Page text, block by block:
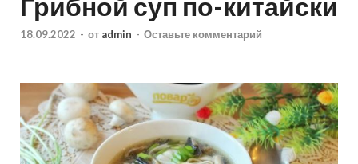
18.09.2022 - от admin - Оставьте комментарий